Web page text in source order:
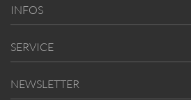
INFOS
SERVICE
NEWSLETTER